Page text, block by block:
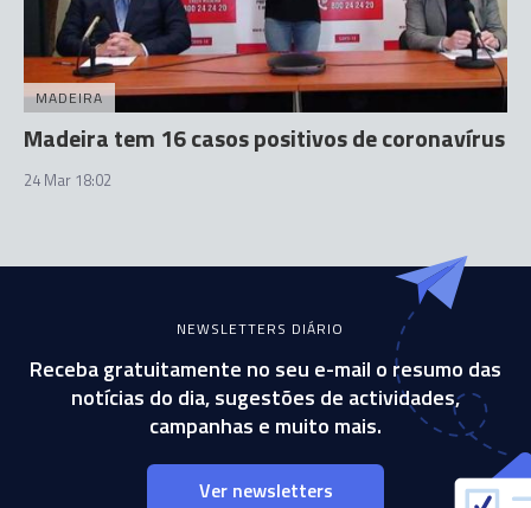
MADEIRA
Madeira tem 16 casos positivos de coronavírus
24 Mar 18:02
NEWSLETTERS DIÁRIO
Receba gratuitamente no seu e-mail o resumo das
notícias do dia, sugestões de actividades,
campanhas e muito mais.
Ver newsletters